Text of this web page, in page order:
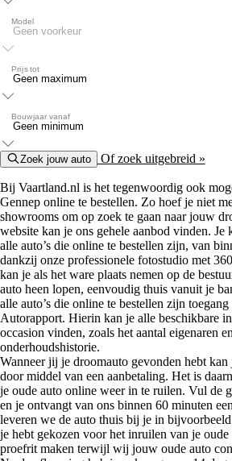
Model
Prijs tot
Bouwjaar vanaf
Zoek jouw auto Of zoek uitgebreid »
Bij Vaartland.nl is het tegenwoordig ook
Gennep online te bestellen. Zo hoef je niet
showrooms om op zoek te gaan naar jouw
website kan je ons gehele aanbod vinden. Je
alle auto’s die online te bestellen zijn, van
dankzij onze professionele fotostudio met
kan je als het ware plaats nemen op de
auto heen lopen, eenvoudig thuis vanuit je
alle auto’s die online te bestellen zijn
Autorapport. Hierin kan je alle beschikbare
occasion vinden, zoals het aantal eigenaren
onderhoudshistorie.
Wanneer jij je droomauto gevonden hebt kan
door middel van een aanbetaling. Het is
je oude auto online weer in te ruilen. Vul de
en je ontvangt van ons binnen 60 minuten
leveren we de auto thuis bij je in
je hebt gekozen voor het inruilen van je oude
proefrit maken terwijl wij jouw oude auto